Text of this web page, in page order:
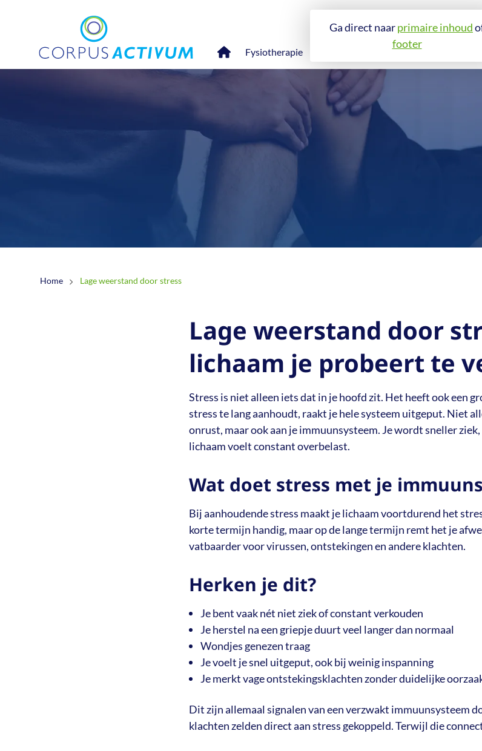
Ga direct naarprimaire inhoud
footer
Fysiotherapie
Fascia therapie
Handfysiotherapie
Hoofdpijn
Nek- en rugklachten
Schouderpijn
Longrevalidatie
Nieuwe knie of heup
Voorste kruisbandrevalidatie
Hartrevalidatie
Herstel na kanker
Home Lage weerstand door stress
Lage weerstand door
lichaam je probeert te
Stress is niet alleen iets dat in je hoofd zit. Het heeft ook een
stress te lang aanhoudt, raakt je hele systeem uitgeput. Niet
onrust, maar ook aan je immuunsysteem. Je wordt sneller
lichaam voelt constant overbelast.
Wat doet stress met je
Bij aanhoudende stress maakt je lichaam voortdurend het
korte termijn handig, maar op de lange termijn remt het je
vatbaarder voor virussen, ontstekingen en andere klachten.
Herken je dit?
Je bent vaak nét niet ziek of constant verkouden
Je herstel na een griepje duurt veel langer dan normaal
Wondjes genezen traag
Je voelt je snel uitgeput, ook bij weinig inspanning
Je merkt vage ontstekingsklachten zonder duidelijke
Dit zijn allemaal signalen van een verzwakt immuunsysteem
klachten zelden direct aan stress gekoppeld. Terwijl die